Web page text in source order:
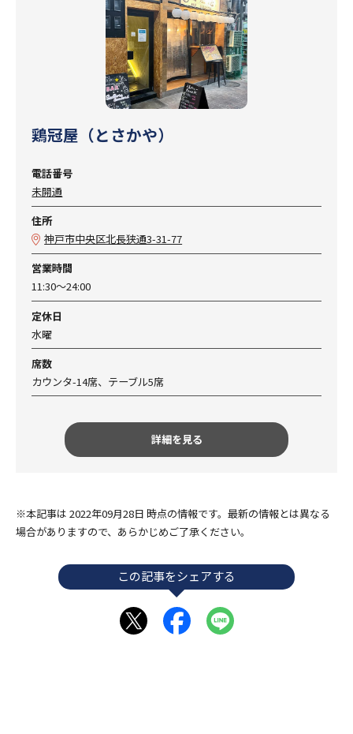
鶏冠屋（とさかや）
電話番号
未開通
住所
神戸市中央区北長狭通3-31-77
営業時間
11:30～24:00
定休日
水曜
席数
カウンタ-14席、テーブル5席
詳細を見る
※本記事は 2022年09月28日 時点の情報です。最新の情報とは異なる
場合がありますので、あらかじめご了承ください。
この記事をシェアする